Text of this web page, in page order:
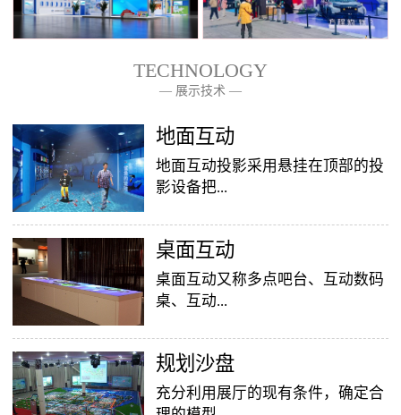
TECHNOLOGY
— 展示技术 —
地面互动
地面互动投影采用悬挂在顶部的投
影设备把...
影像效果投射到地面，当参访着走
至投影区域时，通过系统识别，参
访者可以直接使用双脚或动作与投
效果就会随着你的脚步产生相应的
变幻。地面互动投影系统是集虚拟
互动投影项目，包括水波纹、翻
桌面互动
桌面互动又称多点吧台、互动数码
桌、互动...
投影桌面，让普通的吧台（桌面）
变成一个多媒体互动娱乐游戏消费
平台，图文并茂，形式新颖，令桌
​规划沙盘
充分利用展厅的现有条件，确定合